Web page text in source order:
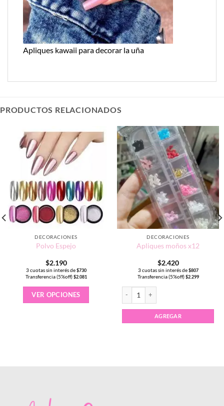
Apliques kawaii para decorar la uña
PRODUCTOS RELACIONADOS
DECORACIONES
Polvo Espejo
$2.190
3 cuotas sin interés de $730
Transferencia (5%off) $2.081
VER OPCIONES
tiene
DECORACIONES
Apliques moños x12
$2.420
3 cuotas sin interés de $807
Transferencia (5%off) $2.299
AGREGAR